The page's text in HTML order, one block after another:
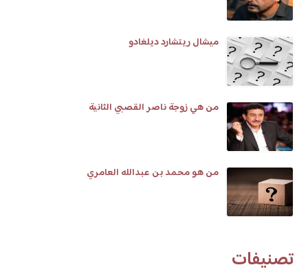
ميشال ريتشارد ديلغادو
من هي زوجة ناصر القصبي الثانية
من هو محمد بن عبدالله العامري
تصنيفات